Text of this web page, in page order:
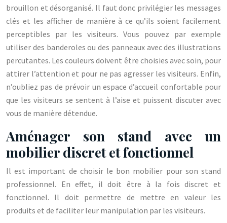
brouillon et désorganisé. Il faut donc privilégier les messages
clés et les afficher de manière à ce qu’ils soient facilement
perceptibles par les visiteurs. Vous pouvez par exemple
utiliser des banderoles ou des panneaux avec des illustrations
percutantes. Les couleurs doivent être choisies avec soin, pour
attirer l’attention et pour ne pas agresser les visiteurs. Enfin,
n’oubliez pas de prévoir un espace d’accueil confortable pour
que les visiteurs se sentent à l’aise et puissent discuter avec
vous de manière détendue.
Aménager son stand avec un
mobilier discret et fonctionnel
Il est important de choisir le bon mobilier pour son stand
professionnel. En effet, il doit être à la fois discret et
fonctionnel. Il doit permettre de mettre en valeur les
produits et de faciliter leur manipulation par les visiteurs.